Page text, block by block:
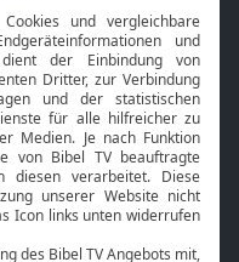
Smart TV
HbbTV
Bibelthek Online-Bibel
Nächster Gottesdienst